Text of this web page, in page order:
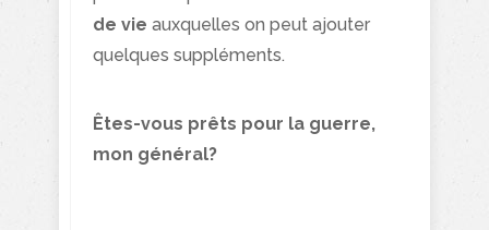
de vie auxquelles on peut ajouter
quelques suppléments.
Êtes-vous prêts pour la guerre,
mon général?